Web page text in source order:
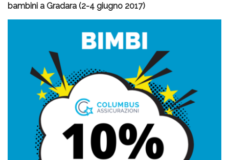
bambini a Gradara (2-4 giugno 2017)